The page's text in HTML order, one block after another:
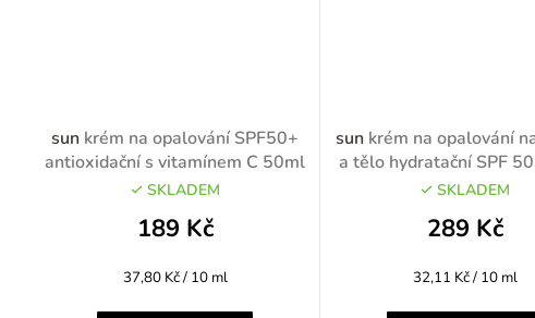
sun krém na opalování SPF50+
antioxidační s vitamínem C 50ml
SKLADEM
189 Kč
Měrná
37,80 Kč / 10 ml
sun krém na opalování
a tělo hydratační SPF
SKLADEM
289 Kč
Měrná
32,11 Kč / 10 ml